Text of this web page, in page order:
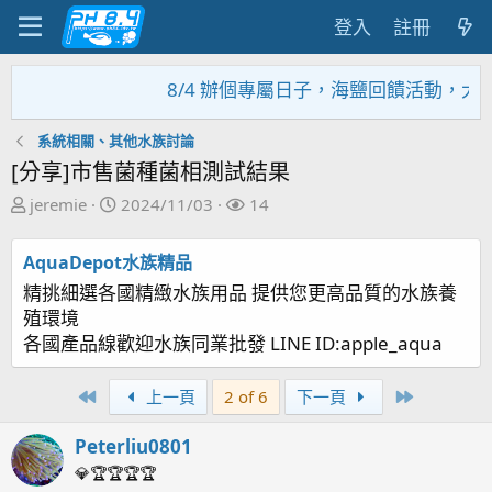
登入 註冊
8/4 辦個專屬日子，海鹽回饋活動，大家趕
系統相關、其他水族討論
[分享]市售菌種菌相測試結果
主
起
人
jeremie
開
日
期
2024/11/03
關
14
AquaDepot水族精品
精挑細選各國精緻水族用品 提供您更高品質的水族養
殖環境
各國產品線歡迎水族同業批發 LINE ID:apple_aqua
First 上一頁 2 of 6 下一頁
Peterliu0801
💎🏆🏆🏆🏆